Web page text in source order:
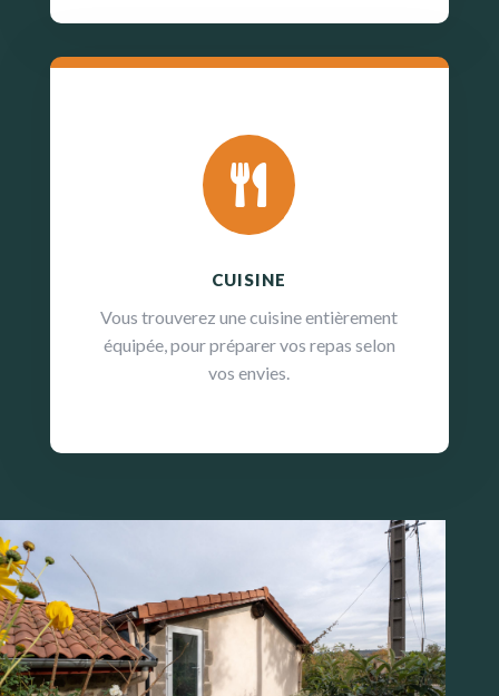

CUISINE
Vous trouverez une cuisine entièrement
équipée, pour préparer vos repas selon
vos envies.